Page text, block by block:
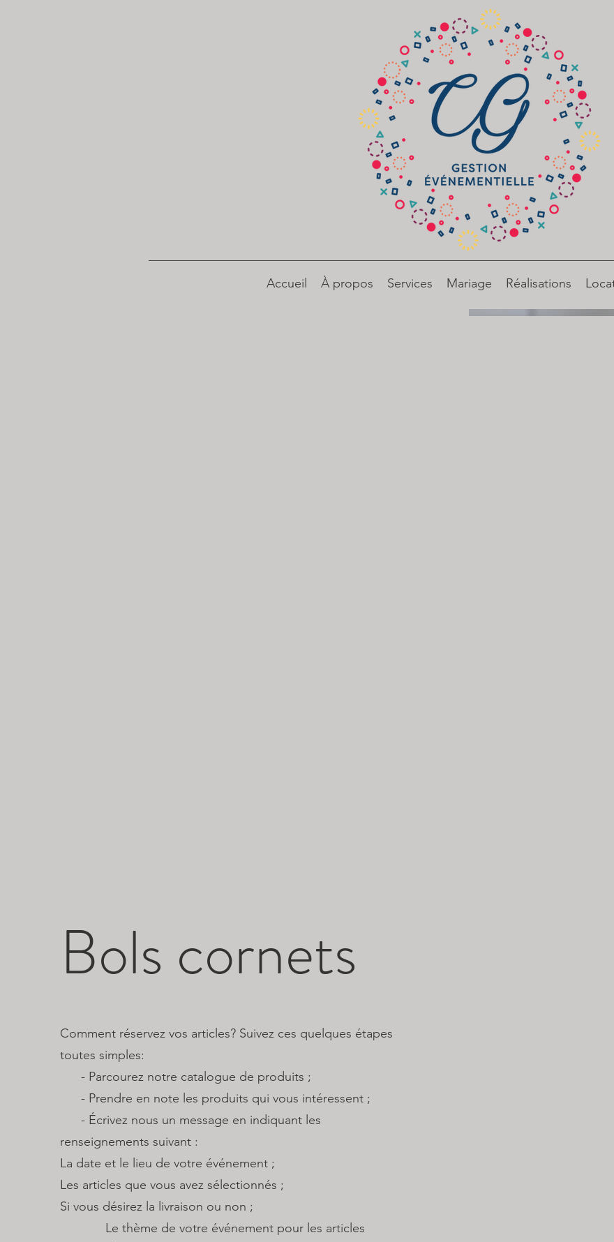
Accueil À propos Services Mariage Réalisations
Bols cornets
Comment réservez vos articles? Suivez ces quelques étapes
toutes simples:
​ - Parcourez notre catalogue de produits ;
- Prendre en note les produits qui vous intéressent ;
- Écrivez nous un message en indiquant les
renseignements suivant :
La date et le lieu de votre événement ;
Les articles que vous avez sélectionnés ;
Si vous désirez la livraison ou non ;
Le thème de votre événement pour les articles